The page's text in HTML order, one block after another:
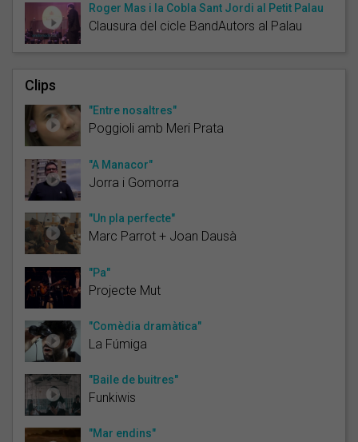
Roger Mas i la Cobla Sant Jordi al Petit Palau
Clausura del cicle BandAutors al Palau
Clips
"Entre nosaltres"
Poggioli amb Meri Prata
"A Manacor"
Jorra i Gomorra
"Un pla perfecte"
Marc Parrot + Joan Dausà
"Pa"
Projecte Mut
"Comèdia dramàtica"
La Fúmiga
"Baile de buitres"
Funkiwis
"Mar endins"